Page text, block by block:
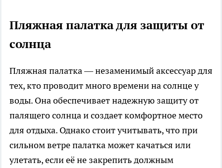
Пляжная палатка для защиты от
солнца
Пляжная палатка — незаменимый аксессуар для
тех, кто проводит много времени на солнце у
воды. Она обеспечивает надежную защиту от
палящего солнца и создает комфортное место
для отдыха. Однако стоит учитывать, что при
сильном ветре палатка может качаться или
улетать, если её не закрепить должным